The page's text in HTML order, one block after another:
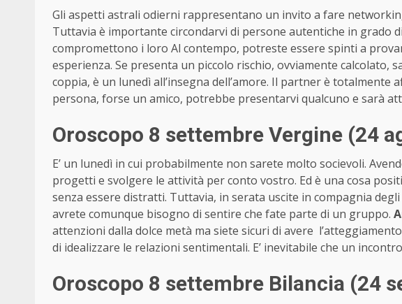
Gli aspetti astrali odierni rappresentano un invito a fare
Tuttavia è importante circondarvi di persone autentiche in grado
compromettono i loro Al contempo, potreste essere spinti a
esperienza. Se presenta un piccolo rischio, ovviamente calcolato,
coppia, è un lunedì all’insegna dell’amore. Il partner è totalmente
persona, forse un amico, potrebbe presentarvi qualcuno e sarà
Oroscopo 8 settembre Vergine (24
E’ un lunedì in cui probabilmente non sarete molto socievoli.
progetti e svolgere le attività per conto vostro. Ed è una cosa
senza essere distratti. Tuttavia, in serata uscite in compagnia
avrete comunque bisogno di sentire che fate parte di un gruppo.
attenzioni dalla dolce metà ma siete sicuri di avere
di idealizzare le relazioni sentimentali. E’ inevitabile che un
Oroscopo 8 settembre Bilancia (24